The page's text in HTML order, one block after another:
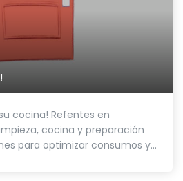
cocina! Refentes en
cocina y preparación
para optimizar consumos y...